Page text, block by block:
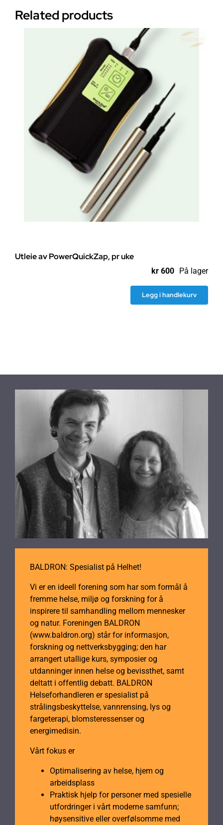
Related products
Utleie av PowerQuickZap, pr uke
kr 600 På lager
Legg i handlekurv
BALDRON: Spesialist på Helhet!
Vi er en ideell forening som har som formål å
fremme helse, miljø og forskning for å
inspirere til samhandling mellom mennesker
og natur. Foreningen BALDRON
(www.baldron.org) står for informasjon,
forskning og nettverksbygging; den har
arrangert utallige kurs, symposier og
utdanninger innen helse og bevissthet, samt
deltatt i offentlig debatt. BALDRON
Helseforhandleren er spesialist på
strålingsbeskyttelse, vannrensing, lys og
fargeterapi, blomsteressenser og
energimedisin.
Vårt fokus er
Optimalisering av helse, hjem og
arbeidsplass
Praktisk hjelp for personer med spesielle
utfordringer i vårt moderne samfunn;
høysensitive eller overfølsomme med